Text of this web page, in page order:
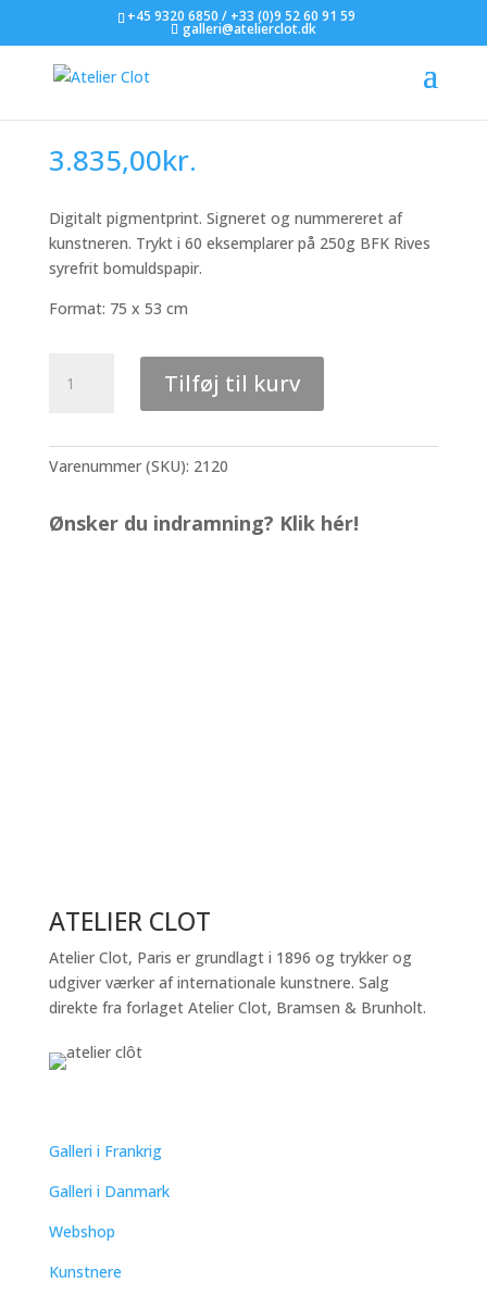
+45 9320 6850 / +33 (0)9 52 60 91 59
galleri@atelierclot.dk
3.835,00kr.
Digitalt pigmentprint. Signeret og nummereret af
kunstneren. Trykt i 60 eksemplarer på 250g BFK Rives
syrefrit bomuldspapir.
Format: 75 x 53 cm
7
Tilføj til kurv
Varenummer (SKU): 2120
Ønsker du indramning? Klik hér!
ATELIER CLOT
Atelier Clot, Paris er grundlagt i 1896 og trykker og
udgiver værker af internationale kunstnere. Salg
direkte fra forlaget Atelier Clot, Bramsen & Brunholt.
Galleri i Frankrig
Galleri i Danmark
Webshop
Kunstnere